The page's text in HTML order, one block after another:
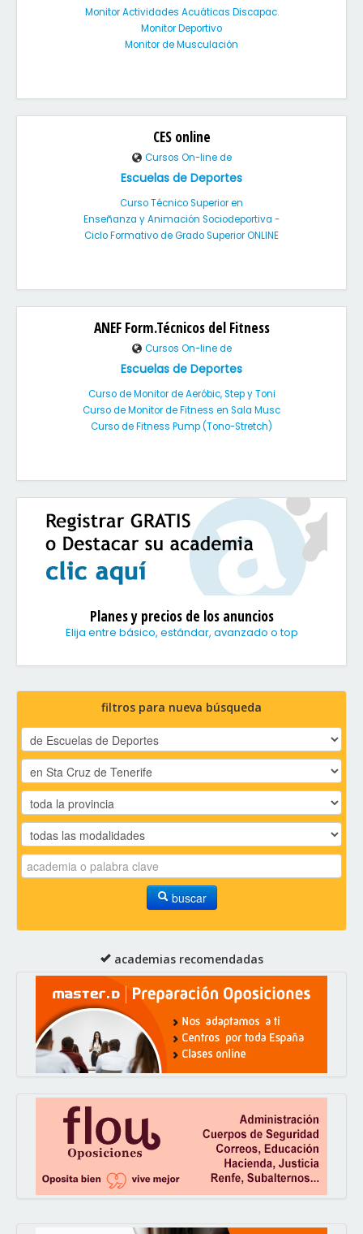
Monitor Actividades Acuáticas Discapac.
Monitor Deportivo
Monitor de Musculación
CES online
Cursos On-line de
Escuelas de Deportes
Curso Técnico Superior en
Enseñanza y Animación Sociodeportiva -
Ciclo Formativo de Grado Superior ONLINE
ANEF Form.Técnicos del Fitness
Cursos On-line de
Escuelas de Deportes
Curso de Monitor de Aeróbic, Step y Toni
Curso de Monitor de Fitness en Sala Musc
Curso de Fitness Pump (Tono-Stretch)
Planes y precios de los anuncios
Elija entre básico, estándar, avanzado o top
filtros para nueva búsqueda
buscar
academias recomendadas